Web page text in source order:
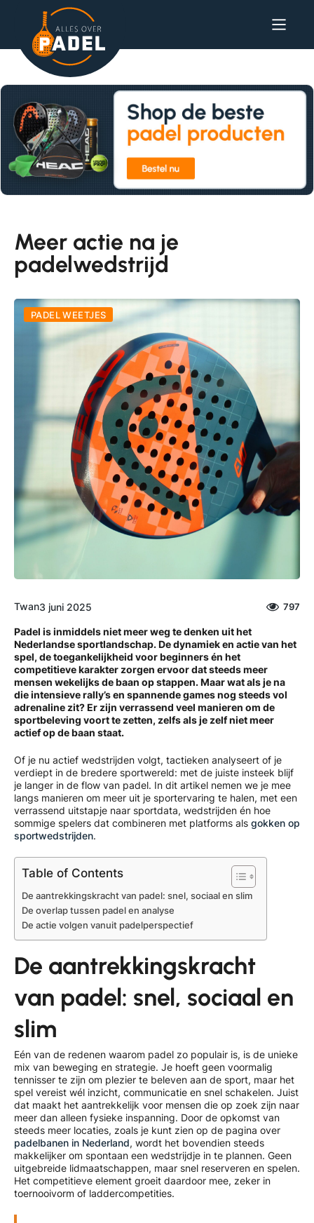
Meer actie na je
padelwedstrijd
PADEL WEETJES
Twan3 juni 2025 797
Padel is inmiddels niet meer weg te denken uit het
Nederlandse sportlandschap. De dynamiek en actie van het
spel, de toegankelijkheid voor beginners én het
competitieve karakter zorgen ervoor dat steeds meer
mensen wekelijks de baan op stappen. Maar wat als je na
die intensieve rally’s en spannende games nog steeds vol
adrenaline zit? Er zijn verrassend veel manieren om de
sportbeleving voort te zetten, zelfs als je zelf niet meer
actief op de baan staat.
Of je nu actief wedstrijden volgt, tactieken analyseert of je
verdiept in de bredere sportwereld: met de juiste insteek blijf
je langer in de flow van padel. In dit artikel nemen we je mee
langs manieren om meer uit je sportervaring te halen, met een
verrassend uitstapje naar sportdata, wedstrijden én hoe
sommige spelers dat combineren met platforms als gokken op
sportwedstrijden.
Table of Contents
De aantrekkingskracht van padel: snel, sociaal en slim
De overlap tussen padel en analyse
De actie volgen vanuit padelperspectief
De aantrekkingskracht
van padel: snel, sociaal en
slim
Eén van de redenen waarom padel zo populair is, is de unieke
mix van beweging en strategie. Je hoeft geen voormalig
tennisser te zijn om plezier te beleven aan de sport, maar het
spel vereist wél inzicht, communicatie en snel schakelen. Juist
dat maakt het aantrekkelijk voor mensen die op zoek zijn naar
meer dan alleen fysieke inspanning. Door de opkomst van
steeds meer locaties, zoals je kunt zien op de pagina over
padelbanen in Nederland, wordt het bovendien steeds
makkelijker om spontaan een wedstrijdje in te plannen. Geen
uitgebreide lidmaatschappen, maar snel reserveren en spelen.
Het competitieve element groeit daardoor mee, zeker in
toernooivorm of laddercompetities.